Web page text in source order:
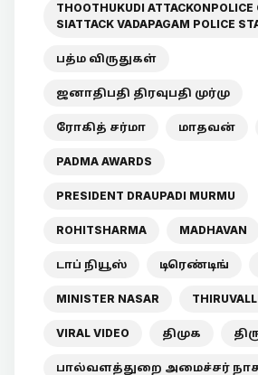
THOOTHUKUDI ATTACKONPOLICE
SIATTACK VADAPAGAM POLICE
பத்ம விருதுகள்
ஜனாதிபதி திரவுபதி முர்மு
ரோகித் சர்மா மாதவன்
PADMA AWARDS
PRESIDENT DRAUPADI MURMU
ROHITSHARMA MADHAVAN
டாப் நியூஸ் டிரெண்டிங்
MINISTER NASAR
VIRAL VIDEO திமுக
பால்வளத்துறை அமைச்சர்